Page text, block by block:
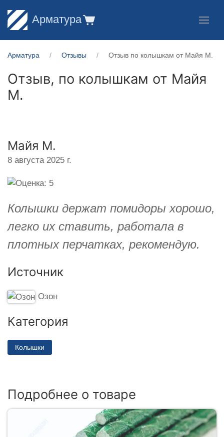
Арматура
Арматура Отзывы Отзыв по колышкам от Майя М.
Отзыв, по колышкам от Майя
М.
Майя М.
8 августа 2025 г.
Колышки держат помидоры хорошо,
легко их ставить, работала в
плотных перчатках, рекомендую.
Источник
Озон
Категория
Колышки
Подробнее о товаре